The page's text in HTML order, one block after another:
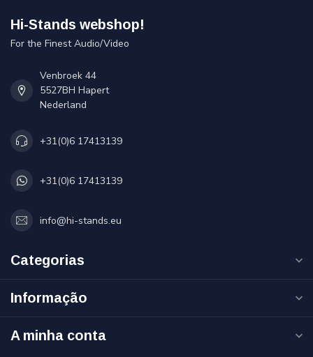
Hi-Stands webshop!
For the Finest Audio/Video
Venbroek 44
5527BH Hapert
Nederland
+31(0)6 17413139
+31(0)6 17413139
info@hi-stands.eu
Categorias
Informação
A minha conta